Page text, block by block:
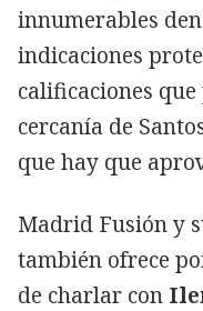
innumerables
indicaciones
calificaciones
cercanía de
que hay que
Madrid Fusión y
también ofrece
de charlar con